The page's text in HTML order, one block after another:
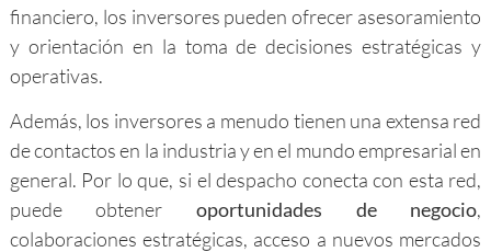
financiero, los inversores pueden ofrecer asesoramiento
y orientación en la toma de decisiones estratégicas y
operativas.
Además, los inversores a menudo tienen una extensa red
de contactos en la industria y en el mundo empresarial en
general. Por lo que, si el despacho conecta con esta red,
puede obtener oportunidades de negocio,
colaboraciones estratégicas, acceso a nuevos mercados